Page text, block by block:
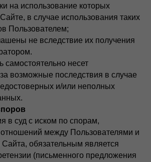
на использование которых
в случае использования таких
Пользователем;
не вследствие их получения
самостоятельно несет
за возможные последствия в случае
и/или неполных
в суд с иском по спорам,
между Пользователями и
обязательным является
(письменного предложения